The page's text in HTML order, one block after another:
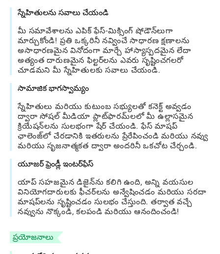
స్నేహితులను సవాలు చేయండి
మీ సమావేశాలను ఎపిక్ ఫేస్-మిక్సింగ్ షోడౌన్‌లుగా
మార్చుకోండి! ప్రతి ఒక్కరినీ నవ్వించే సాధారణ క్షణాలను
అసాధారణమైన వినోదంగా మార్చే హాస్యాస్పదమైన లేదా
అత్యంత దారుణమైన ఫిల్టర్‌లను ఎవరు సృష్టించగలరో
చూడమని మీ స్నేహితులకు సవాలు చేయండి.
సామాజిక భాగస్వామ్యం
స్నేహితులు మరియు కుటుంబ సభ్యులతో కనెక్ట్ అవ్వడం
ద్వారా సోషల్ మీడియా ప్లాట్‌ఫారమ్‌లలో మీ ఉల్లాసమైన
క్రియేషన్‌లను సులభంగా షేర్ చేయండి. ఫేస్ మాషప్
ఛాలెంజ్‌లో చేరడానికి ఇతరులను ప్రేరేపించండి మరియు నవ్వు
మరియు సృజనాత్మకత ద్వారా అందరినీ ఒకచోట చేర్చండి.
యూజర్ ఫ్రెండ్లీ ఇంటర్‌ఫేస్
యాప్ సహజమైన డిజైన్‌ను కలిగి ఉంది, అన్ని వయసుల
వినియోగదారులకు ఫీచర్‌లను అన్వేషించడం మరియు సరదా
మాషప్‌లను సృష్టించడం సులభం చేస్తుంది. తర్వాత వచ్చే
నవ్వును నొక్కండి, కలపండి మరియు ఆనందించండి!
ప్రయోజనాలు